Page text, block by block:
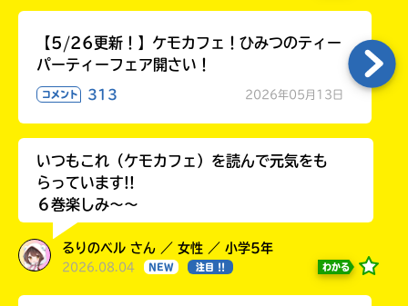
【5/26更新！】ケモカフェ！ひみつのティー
パーティーフェア開さい！
コメント 313 2026年05月13日
いつもこれ（ケモカフェ）を読んで元気をも
らっています!!
６巻楽しみ～～
るりのベル さん ／ 女性 ／ 小学5年
2026.08.04 NEW 注目 !! わかる